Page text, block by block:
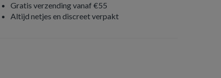
Gratis verzending vanaf €55
Altijd netjes en discreet verpakt